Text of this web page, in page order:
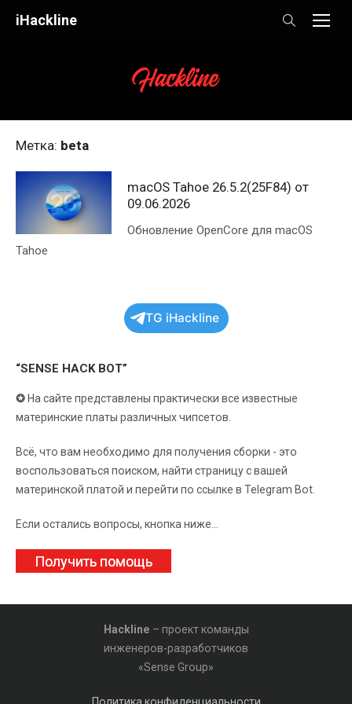
iHackline
Метка: beta
macOS Tahoe 26.5.2(25F84) от
09.06.2026
Обновление OpenCore для macOS
Tahoe
TG iHackline
“SENSE HACK BOT”
✪ На сайте представлены практически все известные
материнские платы различных чипсетов.
Всё, что вам необходимо для получения сборки - это
воспользоваться поиском, найти страницу с вашей
материнской платой и перейти по ссылке в Telegram Bot.
Если остались вопросы, кнопка ниже...
Получить помощь
Hackline – проект команды
инженеров-разработчиков
«Sense Group»